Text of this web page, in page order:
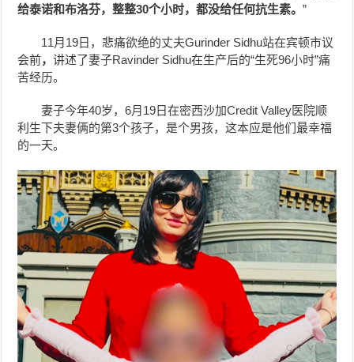
给泰诺和布洛芬，整整30个小时，都没给任何抗生素。”
11月19日，悲痛欲绝的丈夫Gurinder Sidhu站在宾顿市议
会前，讲述了妻子Ravinder Sidhu在生产后的“生死96小时”痛
苦经历。
妻子今年40岁，6月19日在密西沙加Credit Valley医院顺
利生下夫妻俩的第3个孩子，是个男孩，这本应是他们最幸福
的一天。